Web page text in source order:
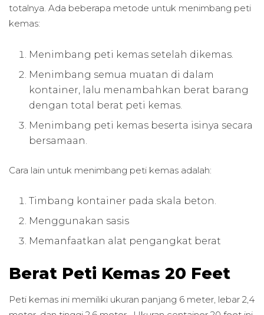
totalnya. Ada beberapa metode untuk menimbang peti
kemas:
Menimbang peti kemas setelah dikemas.
Menimbang semua muatan di dalam
kontainer, lalu menambahkan berat barang
dengan total berat peti kemas.
Menimbang peti kemas beserta isinya secara
bersamaan.
Cara lain untuk menimbang peti kemas adalah:
Timbang kontainer pada skala beton.
Menggunakan sasis
Memanfaatkan alat pengangkat berat
Berat Peti Kemas 20 Feet
Peti kemas ini memiliki ukuran panjang 6 meter, lebar 2,4